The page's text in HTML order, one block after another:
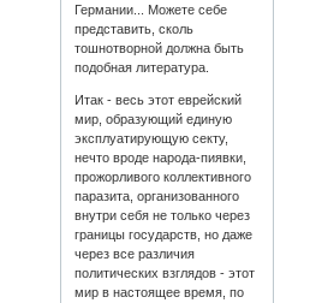
Германии... Можете себе
представить, сколь
тошнотворной должна быть
подобная литература.
Итак - весь этот еврейский
мир, образующий единую
эксплуатирующую секту,
нечто вроде народа-пиявки,
прожорливого коллективного
паразита, организованного
внутри себя не только через
границы государств, но даже
через все различия
политических взглядов - этот
мир в настоящее время, по